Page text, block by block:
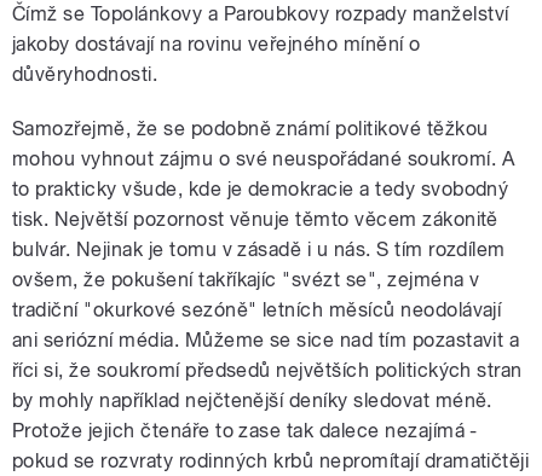
pause
Čímž se Topolánkovy a Paroubkovy rozpady manželství
jakoby dostávají na rovinu veřejného mínění o
důvěryhodnosti.
Samozřejmě, že se podobně známí politikové těžkou
mohou vyhnout zájmu o své neuspořádané soukromí. A
to prakticky všude, kde je demokracie a tedy svobodný
tisk. Největší pozornost věnuje těmto věcem zákonitě
bulvár. Nejinak je tomu v zásadě i u nás. S tím rozdílem
ovšem, že pokušení takříkajíc "svézt se", zejména v
tradiční "okurkové sezóně" letních měsíců neodolávají
ani seriózní média. Můžeme se sice nad tím pozastavit a
říci si, že soukromí předsedů největších politických stran
by mohly například nejčtenější deníky sledovat méně.
Protože jejich čtenáře to zase tak dalece nezajímá -
pokud se rozvraty rodinných krbů nepromítají dramatičtěji